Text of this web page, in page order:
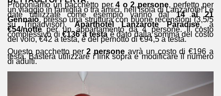
Proponiamo un pacchetto per4 o 2 persone, perfetto per
un viaggio in famiglia o tra amici, nell’isola di Lanzarote! Le
date utilizzate come esempio vanno dal14 al 21
Gennaio, presso una struttura con buone recensioni (3,5/5
su Tripadvisor),Aparthotel Lanzarote Paradise, a
€54/notteper un appartamento da 4 persone. Il costo
complessivo di€136 a testaè dato dalla somma del costo
del volo, €42 a testa, e del pernotto di €94,5 a testa.
Questo pacchetto per2 persone avrà un costo di €196 a
testa. Basterà utilizzare i link sopra e modificare il numero
di adulti.